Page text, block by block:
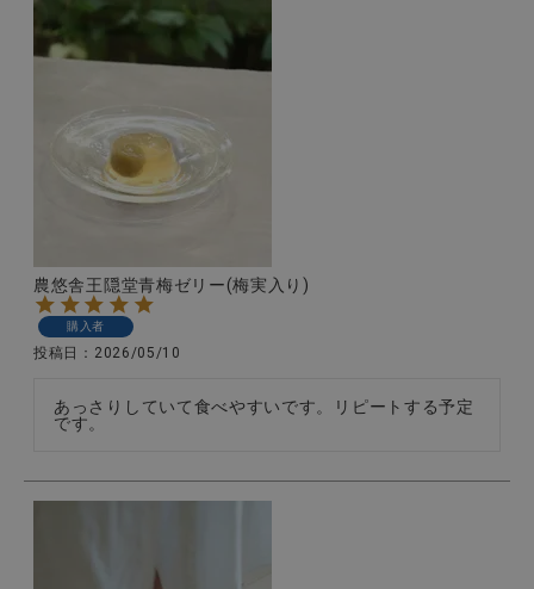
ギフト
全ての商品
CONTENTS
ご利用ガイド
お問い合わせ
農悠舎王隠堂青梅ゼリー(梅実入り)
購入者
投稿日 2026/05/10
あっさりしていて食べやすいです。リピートする予定
です。